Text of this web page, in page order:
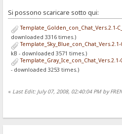
Si possono scaricare sotto qui:
Template_Golden_con_Chat_Vers.2.1-
downloaded 3316 times.)
kB - downloaded 3571 times.)
- downloaded 3253 times.)
« Last Edit: July 07, 2008, 02:40:04 PM by